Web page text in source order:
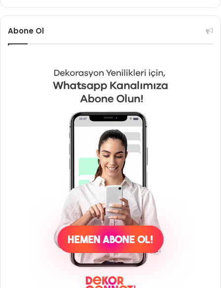
Abone Ol